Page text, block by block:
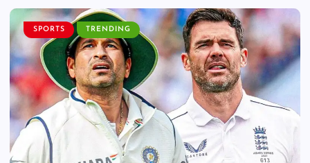
SPORTS TRENDING